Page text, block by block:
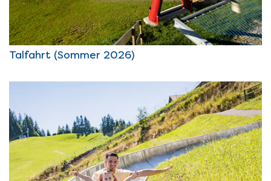
Talfahrt (Sommer 2026)